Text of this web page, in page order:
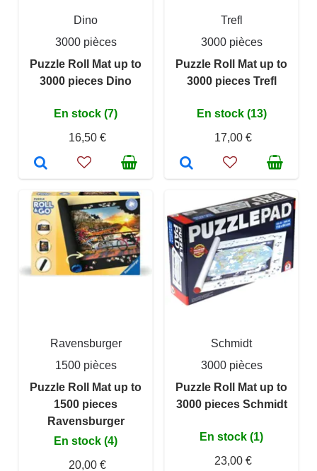
Dino
3000 pièces
Puzzle Roll Mat up to
3000 pieces Dino
En stock (7)
16,50 €
Trefl
3000 pièces
Puzzle Roll Mat up to
3000 pieces Trefl
En stock (13)
17,00 €
Ravensburger
1500 pièces
Puzzle Roll Mat up to
1500 pieces
Ravensburger
En stock (4)
20,00 €
Schmidt
3000 pièces
Puzzle Roll Mat up to
3000 pieces Schmidt
En stock (1)
23,00 €